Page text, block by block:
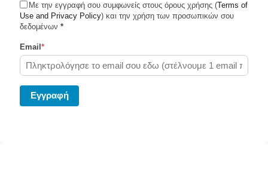
Shiplemon © 2026
Powered by Ghost
Με την εγγραφή σου συμφωνείς στους όρους χρήσης (Terms of
Use and Privacy Policy) και την χρήση των προσωπικών σου
δεδομένων *
Email *
Eγγραφή